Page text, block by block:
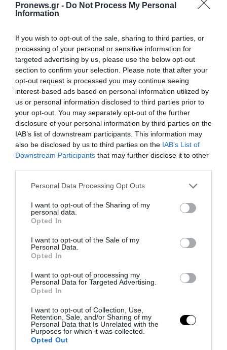
Pronews.gr - Do Not Process My Personal
Information
If you wish to opt-out of the sale, sharing to third parties, or
processing of your personal or sensitive information for
targeted advertising by us, please use the below opt-out
section to confirm your selection. Please note that after your
opt-out request is processed you may continue seeing
interest-based ads based on personal information utilized by
us or personal information disclosed to third parties prior to
your opt-out. You may separately opt-out of the further
disclosure of your personal information by third parties on the
IAB’s list of downstream participants. This information may
also be disclosed by us to third parties on the IAB’s List of
Downstream Participants that may further disclose it to other
Please note that this website/app uses one or more Google
not limited to your visit or usage behaviour. You may click to
grant or deny consent to Google and its third-party tags to
use your data for below specified purposes in below Google
consent section.
Personal Data Processing Opt Outs
I want to opt-out of the Sharing of my
personal data.
Opted In
I want to opt-out of the Sale of my
Personal Data.
Opted In
I want to opt-out of processing my
Personal Data for Targeted Advertising.
Opted In
I want to opt-out of Collection, Use,
Retention, Sale, and/or Sharing of my
Personal Data that Is Unrelated with the
Purposes for which it was collected.
Opted Out
ΔΙΕΘΝΗΣ ΑΣΦΑΛΕΙΑ
To σχέδιο των ΗΠΑ για τον πλήρη έλεγχο
της Κούβας: Στην «αιχμή» η CIA παρά το
φιάσκο του Κόλπου των Χοίρων το 1961
PRONEWS.GR /ΔΙΕΘΝΗΣ ΑΣΦΑΛΕΙΑ
Τουρκία, Σαουδική Αραβία και Πακιστάν
υπέγραψαν την Ένωση της Μέκκας: Το